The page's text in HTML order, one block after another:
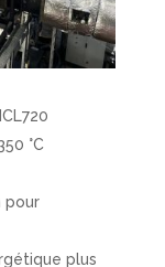
°C
pour
plus